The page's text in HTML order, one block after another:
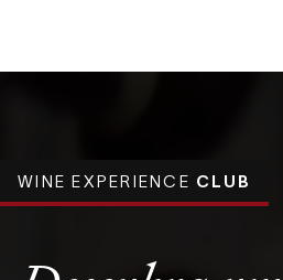
WINE EXPERIENCE CLUB